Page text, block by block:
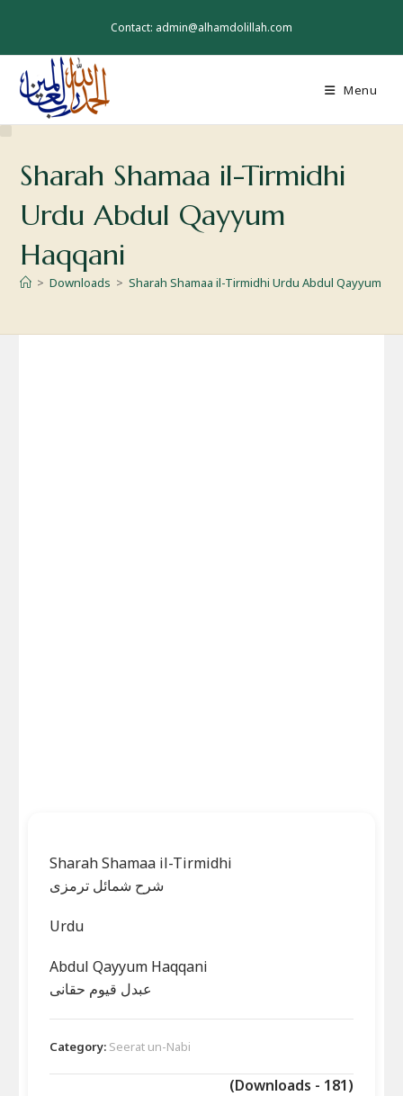
Contact: admin@alhamdolillah.com
Menu
Sharah Shamaa il-Tirmidhi
Urdu Abdul Qayyum
Haqqani
> Downloads > Sharah Shamaa il-Tirmidhi Urdu Abdul Qayyum
Sharah Shamaa il-Tirmidhi
شرح شمائل ترمزی
Urdu
Abdul Qayyum Haqqani
عبدل قیوم حقانی
Category: Seerat un-Nabi
(Downloads - 181)